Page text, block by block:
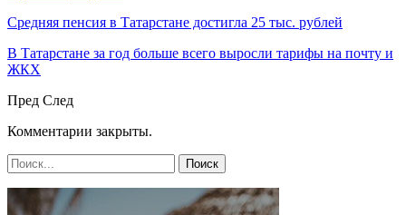
Средняя пенсия в Татарстане достигла 25 тыс. рублей
В Татарстане за год больше всего выросли тарифы на почту и
ЖКХ
Пред След
Комментарии закрыты.